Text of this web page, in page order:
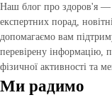
Наш блог про здоров'я —
експертних порад,
допомагаємо вам
перевірену інформацію,
фізичної активності та
Ми радимо